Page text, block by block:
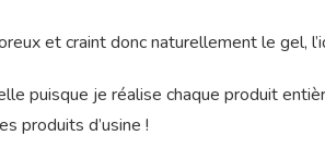
et craint donc naturellement le gel,
puisque je réalise chaque produit
produits d’usine !